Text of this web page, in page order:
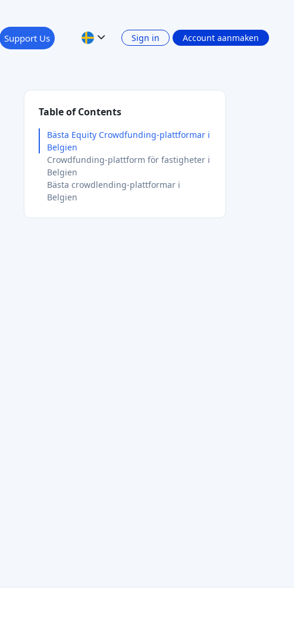
Support Us Sign in Account aanmaken
Table of Contents
Bästa Equity Crowdfunding-plattformar i
Belgien
Crowdfunding-plattform för fastigheter i
Belgien
Bästa crowdlending-plattformar i
Belgien